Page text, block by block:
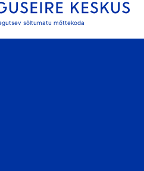
sõltumatu mõttekoda